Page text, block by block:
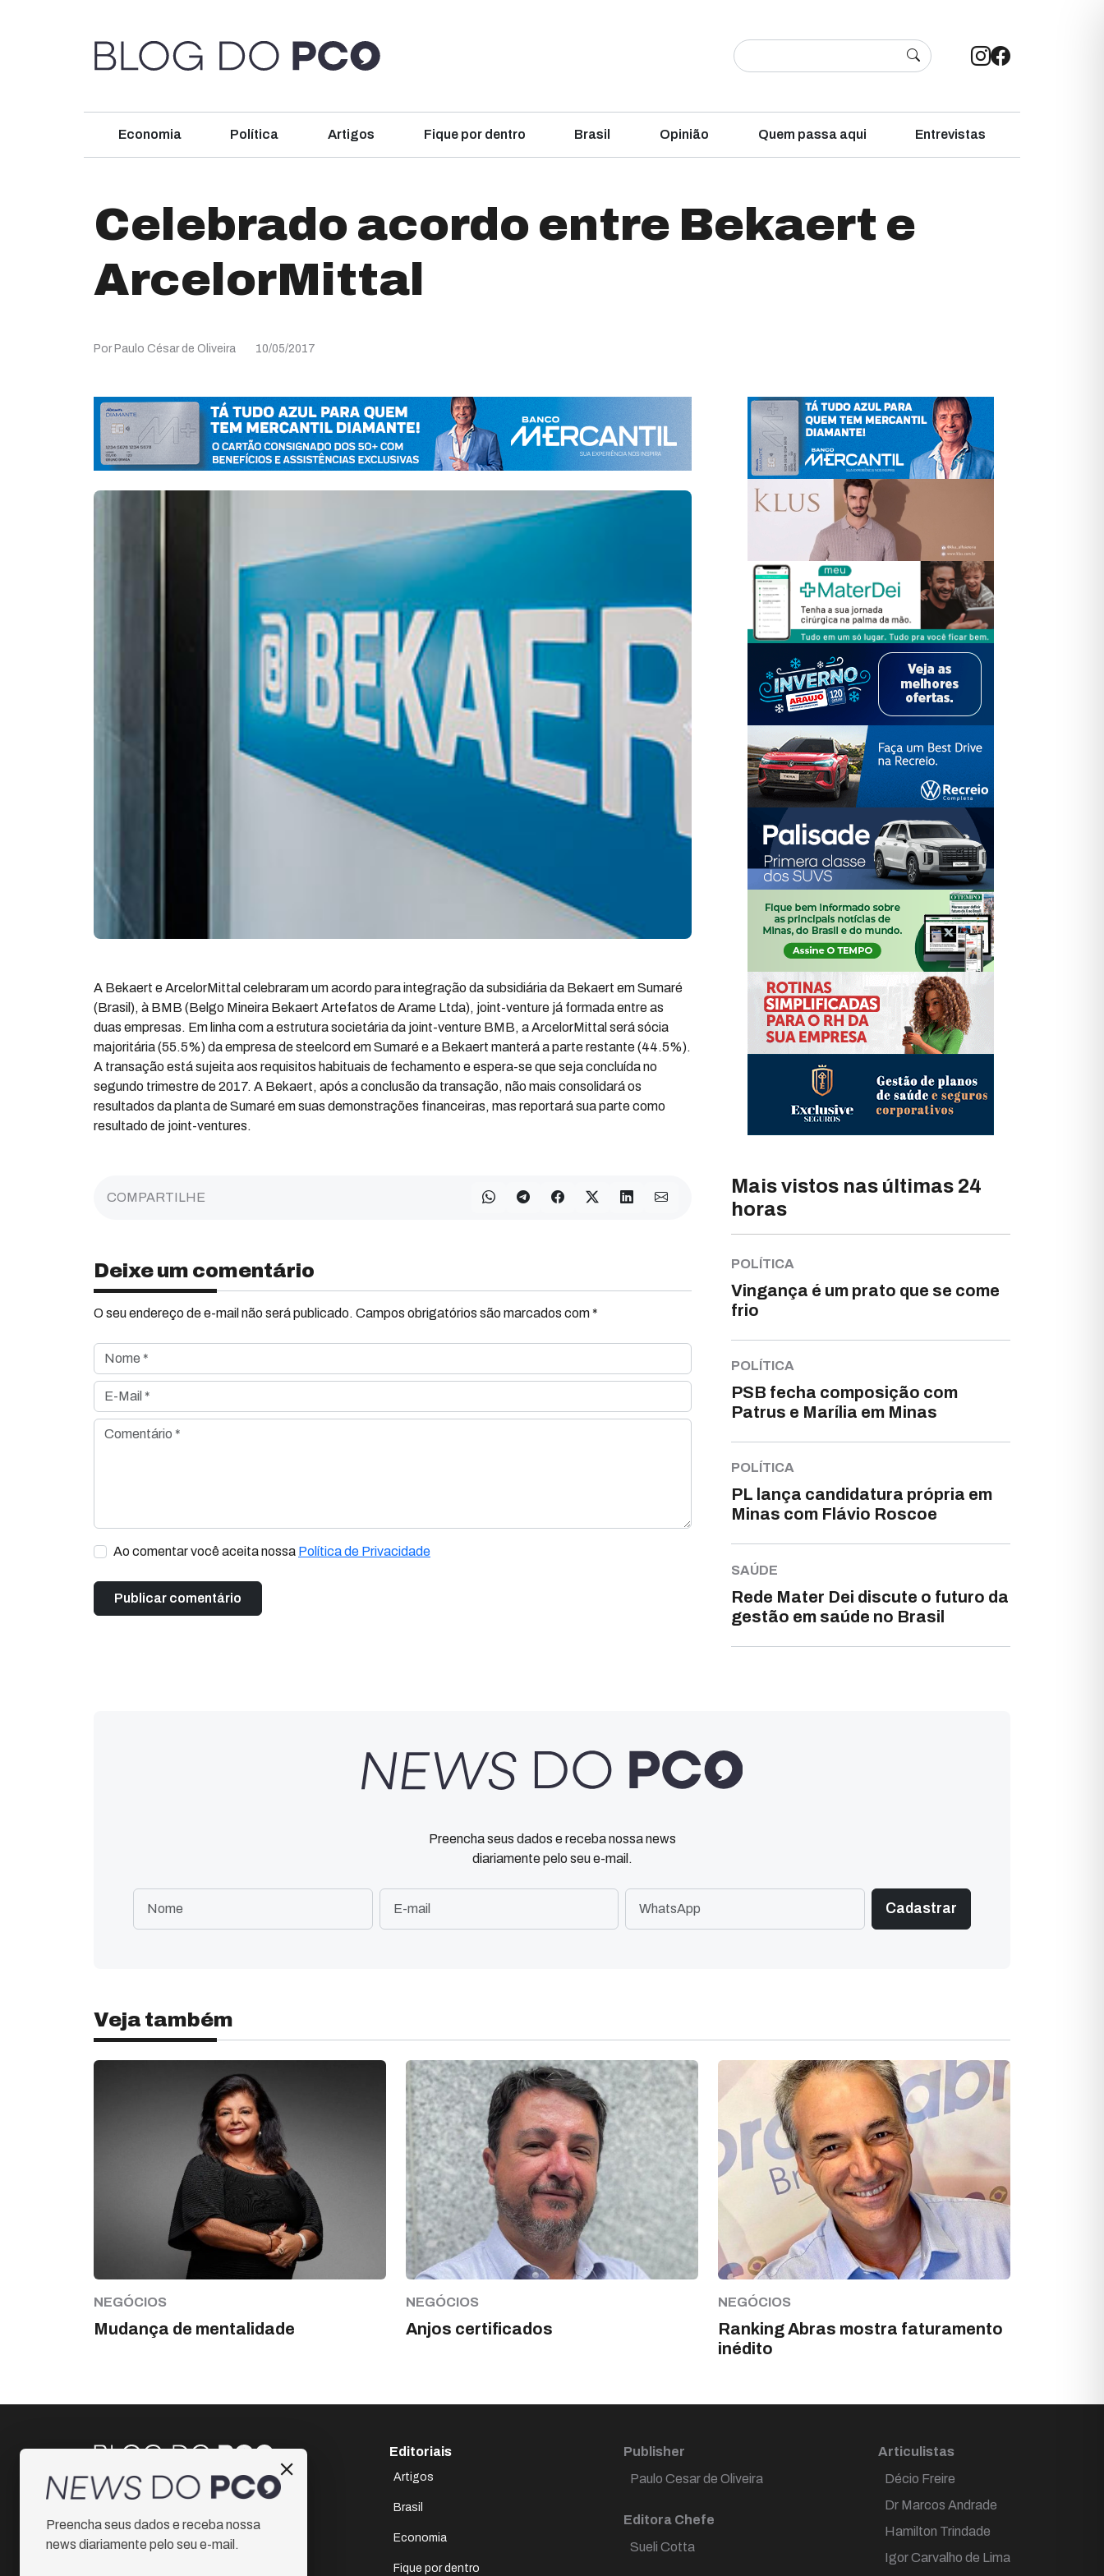
Economia Política Artigos Fique por dentro Brasil Opinião Quem passa aqui Entrevistas
Celebrado acordo entre Bekaert e
ArcelorMittal
Por Paulo César de Oliveira 10/05/2017
A Bekaert e ArcelorMittal celebraram um acordo para integração da subsidiária da Bekaert em Sumaré
(Brasil), à BMB (Belgo Mineira Bekaert Artefatos de Arame Ltda), joint-venture já formada entre as
duas empresas. Em linha com a estrutura societária da joint-venture BMB, a ArcelorMittal será sócia
majoritária (55.5%) da empresa de steelcord em Sumaré e a Bekaert manterá a parte restante (44.5%).
A transação está sujeita aos requisitos habituais de fechamento e espera-se que seja concluída no
segundo trimestre de 2017. A Bekaert, após a conclusão da transação, não mais consolidará os
resultados da planta de Sumaré em suas demonstrações financeiras, mas reportará sua parte como
resultado de joint-ventures.
COMPARTILHE
Deixe um comentário
O seu endereço de e-mail não será publicado. Campos obrigatórios são marcados com *
Nome *
E-Mail *
Comentário *
Ao comentar você aceita nossa Política de Privacidade
Mais vistos nas últimas 24
horas
POLÍTICA
Vingança é um prato que se come
frio
POLÍTICA
PSB fecha composição com
Patrus e Marília em Minas
POLÍTICA
PL lança candidatura própria em
Minas com Flávio Roscoe
SAÚDE
Rede Mater Dei discute o futuro da
gestão em saúde no Brasil
Preencha seus dados e receba nossa news
diariamente pelo seu e-mail.
Veja também
NEGÓCIOS
Mudança de mentalidade
NEGÓCIOS
Anjos certificados
NEGÓCIOS
Ranking Abras mostra faturamento
inédito
Instagram
Facebook
Editoriais
Artigos
Brasil
Economia
Fique por dentro
Publisher
Paulo Cesar de Oliveira
Editora Chefe
Sueli Cotta
Articulistas
Décio Freire
Dr Marcos Andrade
Hamilton Trindade
Igor Carvalho de Lima
Preencha seus dados e receba nossa
news diariamente pelo seu e-mail.